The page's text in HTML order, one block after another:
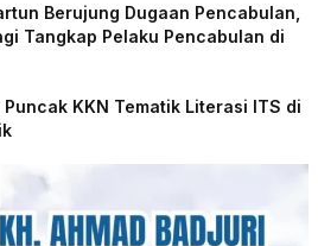
Berujung Dugaan Pencabulan,
Tangkap Pelaku Pencabulan di
KKN Tematik Literasi ITS di